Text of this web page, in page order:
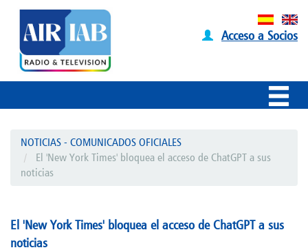
Acceso a Socios
NOTICIAS - COMUNICADOS OFICIALES
El 'New York Times' bloquea el acceso de ChatGPT a sus
noticias
El 'New York Times' bloquea el acceso de ChatGPT a sus
noticias